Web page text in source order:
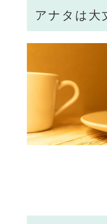
アナタは大